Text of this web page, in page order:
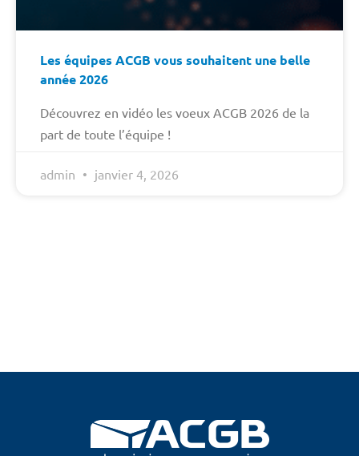
Les équipes ACGB vous souhaitent une belle
année 2026
Découvrez en vidéo les voeux ACGB 2026 de la
part de toute l’équipe !
admin janvier 4, 2026